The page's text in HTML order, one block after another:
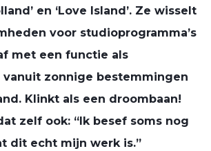
en ‘Love Island’. Ze wisselt
voor studioprogramma’s
met een functie als
vanuit zonnige bestemmingen
. Klinkt als een droombaan!
zelf ook: “Ik besef soms nog
dit echt mijn werk is.”